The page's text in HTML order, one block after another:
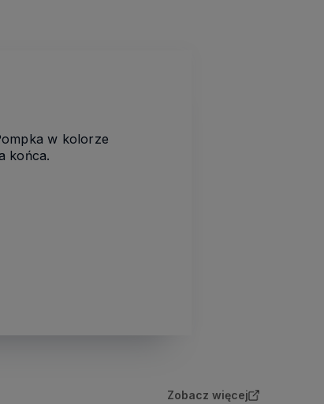
w kolorze
końca.
Zobacz więcej